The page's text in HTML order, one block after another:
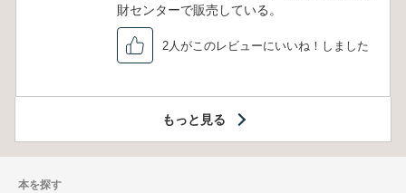
財センターで販売している。
2人がこのレビューにいいね！しました
もっと見る
本を探す